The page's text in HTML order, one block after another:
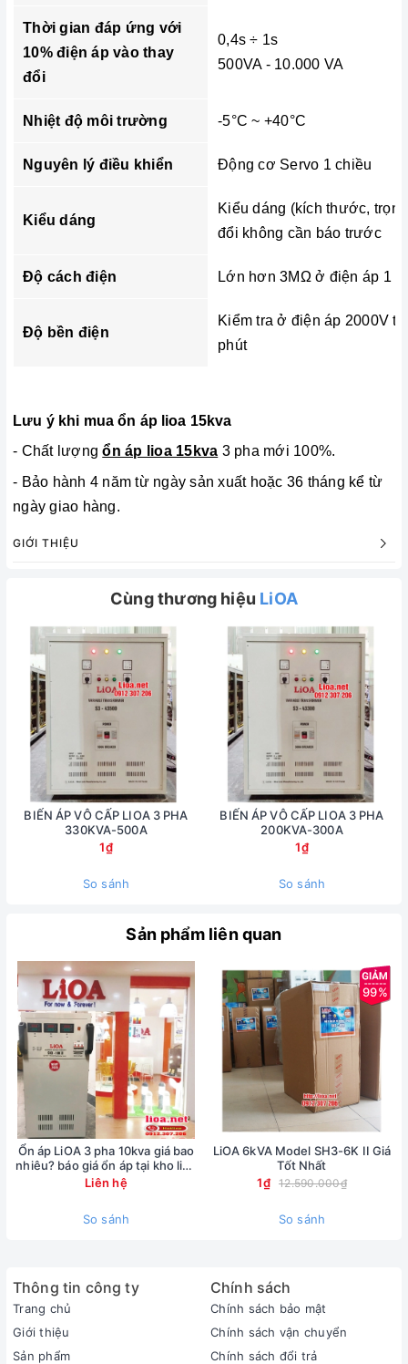
Thời gian đáp ứng với
10% điện áp vào thay
đổi
0,4s ÷ 1s
500VA - 10.000 VA
Nhiệt độ môi trường -5°C ~ +40°C
Nguyên lý điều khiển Động cơ Servo 1 chiều
Kiểu dáng
Kiểu dáng (kích thước,
đổi không cần báo trước
Độ cách điện Lớn hơn 3MΩ ở điện áp 1
Độ bền điện
Kiểm tra ở điện áp 2000V
phút
Lưu ý khi mua ổn áp lioa 15kva
- Chất lượngổn áp lioa 15kva 3 pha mới 100%.
- Bảo hành 4 năm từ ngày sản xuất hoặc 36 tháng kể từ
ngày giao hàng.
GIỚI THIỆU
Cùng thương hiệu LiOA
BIẾN ÁP VÔ CẤP LIOA 3 PHA
330KVA-500A
1₫
So sánh
BIẾN ÁP VÔ CẤP LIOA 3 PHA
200KVA-300A
1₫
So sánh
Sản phẩm liên quan
Ổn áp LiOA 3 pha 10kva giá bao
nhiêu? báo giá ổn áp tại kho lioa
Nhật Linh
Liên hệ
So sánh
99%
LiOA 6kVA Model SH3-6K II Giá
Tốt Nhất
1₫
12.590.000₫
So sánh
Thông tin công ty
Trang chủ
Giới thiệu
Sản phẩm
Chính sách
Chính sách bảo mật
Chính sách vận chuyển
Chính sách đổi trả